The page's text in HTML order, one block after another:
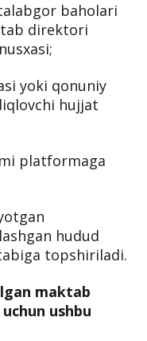
baholari
direktori
yoki qonuniy
hujjat
platformaga
hudud
topshiriladi.
maktab
ushbu